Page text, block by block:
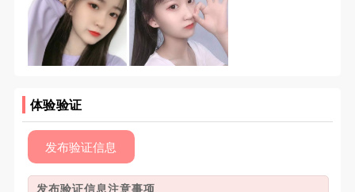
体验验证
发布验证信息
发布验证信息注意事项